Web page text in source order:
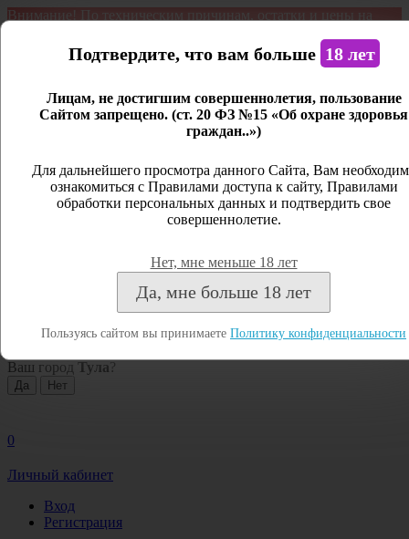
Внимание! По техническим причинам, остатки и цены на
является демонстрационным. Дистанционная продажа не
Открыть сайдбар
Личный кабинет
Закрыть
Посмотреть все результаты
Ваш город Тула ?
0
Личный кабинет
Вход
Регистрация
Подтвердите, что вам больше 18 лет
Лицам, не достигшим совершеннолетия, пользование
Сайтом запрещено. (ст. 20 ФЗ №15 «Об охране здоровья
граждан..»)
Для дальнейшего просмотра данного Сайта, Вам
ознакомиться с Правилами доступа к сайту, Правилами
обработки персональных данных и подтвердить свое
совершеннолетие.
Нет, мне меньше 18 лет
Да, мне больше 18 лет
Пользуясь сайтом вы принимаете Политику конфиденциальности